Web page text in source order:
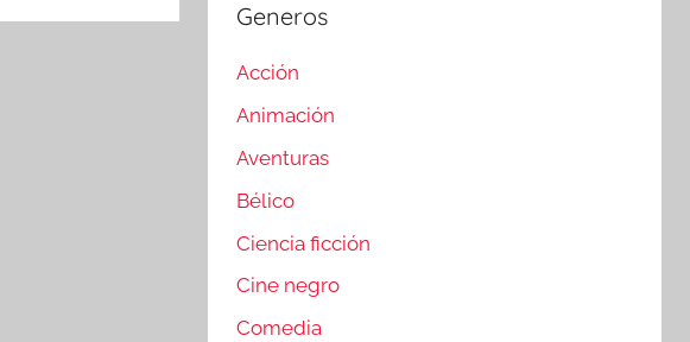
Generos
Acción
Animación
Aventuras
Bélico
Ciencia ficción
Cine negro
Comedia